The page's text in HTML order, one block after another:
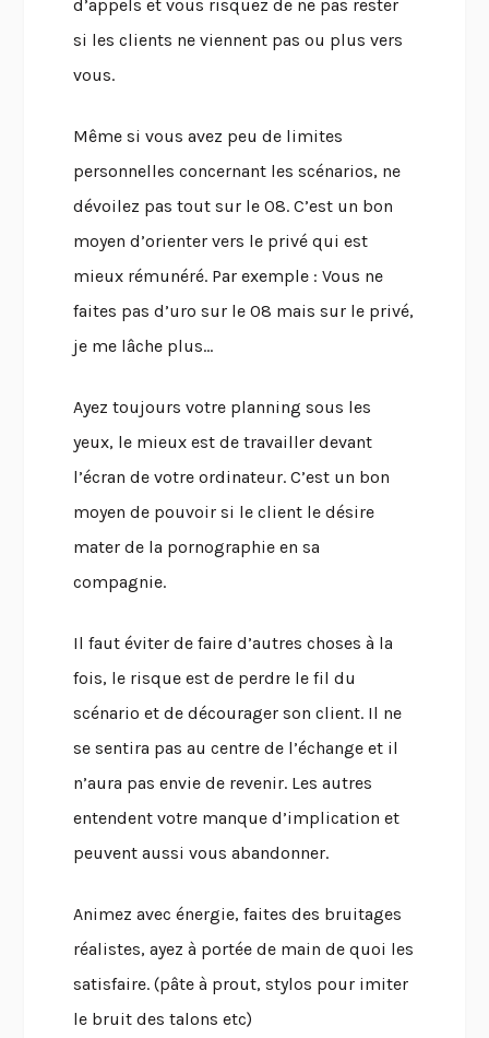
d’appels et vous risquez de ne pas rester
si les clients ne viennent pas ou plus vers
vous.
Même si vous avez peu de limites
personnelles concernant les scénarios, ne
dévoilez pas tout sur le 08. C’est un bon
moyen d’orienter vers le privé qui est
mieux rémunéré. Par exemple : Vous ne
faites pas d’uro sur le 08 mais sur le privé,
je me lâche plus…
Ayez toujours votre planning sous les
yeux, le mieux est de travailler devant
l’écran de votre ordinateur. C’est un bon
moyen de pouvoir si le client le désire
mater de la pornographie en sa
compagnie.
Il faut éviter de faire d’autres choses à la
fois, le risque est de perdre le fil du
scénario et de décourager son client. Il ne
se sentira pas au centre de l’échange et il
n’aura pas envie de revenir. Les autres
entendent votre manque d’implication et
peuvent aussi vous abandonner.
Animez avec énergie, faites des bruitages
réalistes, ayez à portée de main de quoi les
satisfaire. (pâte à prout, stylos pour imiter
le bruit des talons etc)